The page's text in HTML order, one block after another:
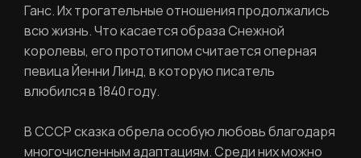
Ганс. Их трогательные отношения продолжались
всю жизнь. Что касается образа Снежной
королевы, его прототипом считается оперная
певица Йенни Линд, в которую писатель
влюбился в 1840 году.
В СССР сказка обрела особую любовь благодаря
многочисленным адаптациям. Среди них можно